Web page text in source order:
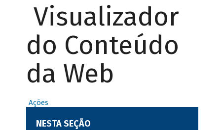
Visualizador
do Conteúdo
da Web
Ações
NESTA SEÇÃO